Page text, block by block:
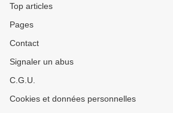
Top articles
Pages
Contact
Signaler un abus
C.G.U.
Cookies et données personnelles